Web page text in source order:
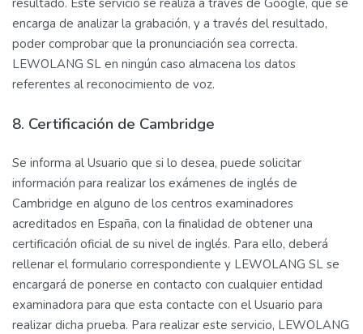
encarga de analizar la grabación, y a través del resultado,
poder comprobar que la pronunciación sea correcta.
LEWOLANG SL en ningún caso almacena los datos
referentes al reconocimiento de voz.
8. Certificación de Cambridge
Se informa al Usuario que si lo desea, puede solicitar
información para realizar los exámenes de inglés de
Cambridge en alguno de los centros examinadores
acreditados en España, con la finalidad de obtener una
certificación oficial de su nivel de inglés. Para ello, deberá
rellenar el formulario correspondiente y LEWOLANG SL se
encargará de ponerse en contacto con cualquier entidad
examinadora para que esta contacte con el Usuario para
realizar dicha prueba. Para realizar este servicio, LEWOLANG